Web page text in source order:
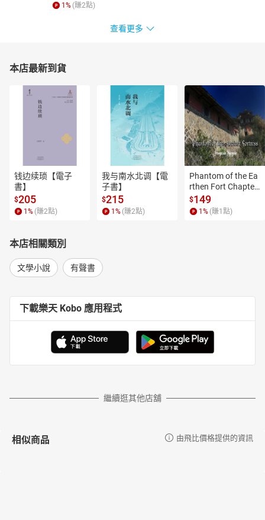
1% (賺2點)
查看更多
本店最新到貨
钱边续琐【電子
書】
$205
1 % (賺2點)
我与南水北调【電
子書】
$215
1 % (賺2點)
Phantom of the Ea
rthen Fort Chapter
4【有聲書】
$149
1 % (賺1 點)
本店相關類別
文學小說 有聲書
下載樂天 Kobo 應用程式
繼續逛其他店舖
相似商品 由飛比價格提供的資訊